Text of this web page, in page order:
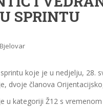
SPRINTU
koje je u nedjelju, 28.
dvoje članova
u kategoriji Ž12 s